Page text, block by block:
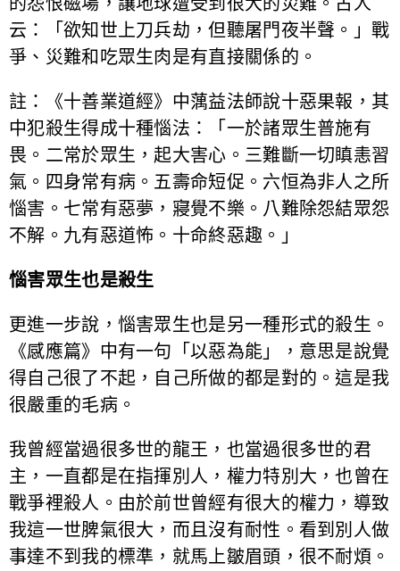
云：「欲知世上刀兵劫，但聽屠門夜半聲。」戰
爭、災難和吃眾生肉是有直接關係的。
註：《十善業道經》中蕅益法師說十惡果報，其
中犯殺生得成十種惱法：「一於諸眾生普施有
畏。二常於眾生，起大害心。三難斷一切瞋恚習
氣。四身常有病。五壽命短促。六恒為非人之所
惱害。七常有惡夢，寢覺不樂。八難除怨結眾怨
不解。九有惡道怖。十命終惡趣。」
惱害眾生也是殺生
更進一步說，惱害眾生也是另一種形式的殺生。
《感應篇》中有一句「以惡為能」，意思是說覺
得自己很了不起，自己所做的都是對的。這是我
很嚴重的毛病。
我曾經當過很多世的龍王，也當過很多世的君
主，一直都是在指揮別人，權力特別大，也曾在
戰爭裡殺人。由於前世曾經有很大的權力，導致
我這一世脾氣很大，而且沒有耐性。看到別人做
事達不到我的標準，就馬上皺眉頭，很不耐煩。